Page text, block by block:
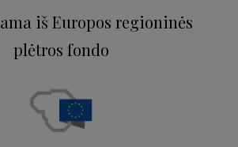
iš Europos regioninės
plėtros fondo